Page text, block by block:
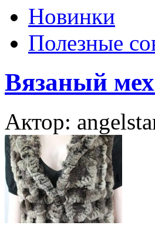
Новинки
Полезные
Вязаный
Актор: